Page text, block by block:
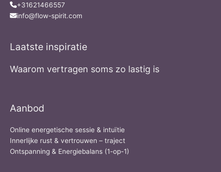
+31621466557
info@flow-spirit.com
Laatste inspiratie
Waarom vertragen soms zo lastig is
Aanbod
Online energetische sessie & intuïtie
Innerlijke rust & vertrouwen – traject
Ontspanning & Energiebalans (1-op-1)